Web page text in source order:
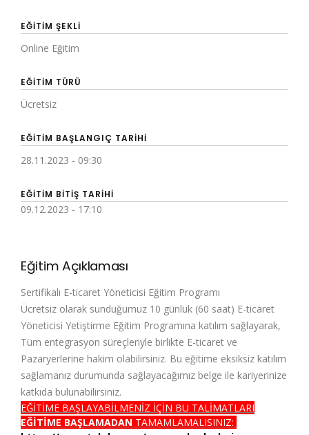
EĞITIM ŞEKLI
Online Eğitim
EĞITIM TÜRÜ
Ücretsiz
EĞITIM BAŞLANGIÇ TARIHI
28.11.2023 - 09:30
EĞITIM BITIŞ TARIHI
09.12.2023 - 17:10
Eğitim Açıklaması
Sertifikalı E-ticaret Yöneticisi Eğitim Programı
Ücretsiz olarak sunduğumuz 10 günlük (60 saat) E-ticaret
Yöneticisi Yetiştirme Eğitim Programına katılım sağlayarak,
Tüm entegrasyon süreçleriyle birlikte E-ticaret ve
Pazaryerlerine hakim olabilirsiniz. Bu eğitime eksiksiz katılım
sağlamanız durumunda sağlayacağımız belge ile kariyerinize
katkıda bulunabilirsiniz.
EĞİTİME BAŞLAYABİLMENİZ İÇİN BU TALİMATLARI
EĞİTİME BAŞLAMADAN TAMAMLAMALISINIZ: